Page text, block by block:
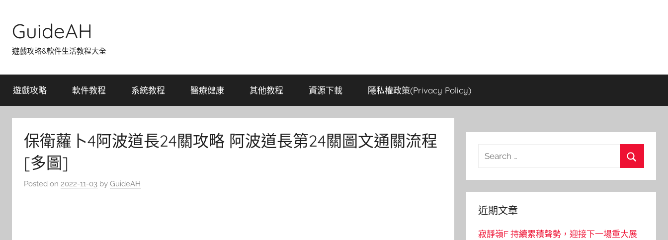
content
GuideAH
遊戲攻略&軟件生活教程大全
遊戲攻略 軟件教程 系統教程 醫療健康 其他教程 資源下載 隱私權政策(Privacy Policy)
保衛蘿卜4阿波道長24關攻略 阿波道長第24關圖文通關流程
[多圖]
Posted on 2022-11-03 by GuideAH
Search
近期文章
寂靜嶺F 持續累積聲勢，迎接下一場重大展